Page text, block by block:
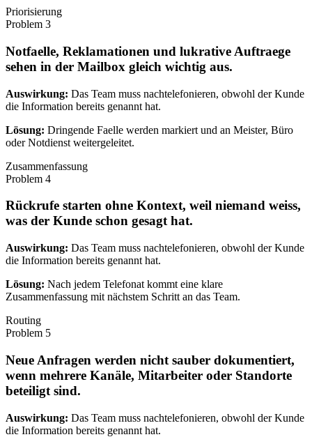
Priorisierung
Problem 3
Notfaelle, Reklamationen und lukrative Auftraege
sehen in der Mailbox gleich wichtig aus.
Auswirkung: Das Team muss nachtelefonieren, obwohl der Kunde
die Information bereits genannt hat.
Lösung: Dringende Faelle werden markiert und an Meister, Büro
oder Notdienst weitergeleitet.
Zusammenfassung
Problem 4
Rückrufe starten ohne Kontext, weil niemand weiss,
was der Kunde schon gesagt hat.
Auswirkung: Das Team muss nachtelefonieren, obwohl der Kunde
die Information bereits genannt hat.
Lösung: Nach jedem Telefonat kommt eine klare
Zusammenfassung mit nächstem Schritt an das Team.
Routing
Problem 5
Neue Anfragen werden nicht sauber dokumentiert,
wenn mehrere Kanäle, Mitarbeiter oder Standorte
beteiligt sind.
Auswirkung: Das Team muss nachtelefonieren, obwohl der Kunde
die Information bereits genannt hat.